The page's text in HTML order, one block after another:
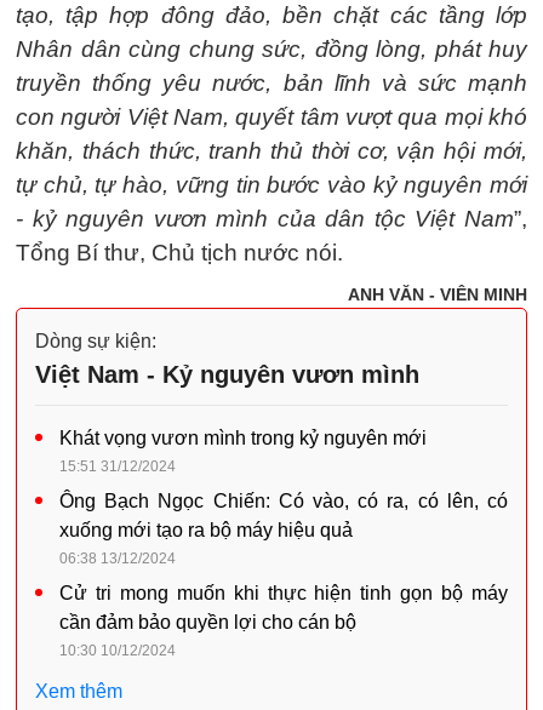
tạo, tập hợp đông đảo, bền chặt các tầng lớp
Nhân dân cùng chung sức, đồng lòng, phát huy
truyền thống yêu nước, bản lĩnh và sức mạnh
con người Việt Nam, quyết tâm vượt qua mọi khó
khăn, thách thức, tranh thủ thời cơ, vận hội mới,
tự chủ, tự hào, vững tin bước vào kỷ nguyên mới
- kỷ nguyên vươn mình của dân tộc Việt Nam”,
Tổng Bí thư, Chủ tịch nước nói.
ANH VĂN - VIÊN MINH
Dòng sự kiện:
Việt Nam - Kỷ nguyên vươn mình
Khát vọng vươn mình trong kỷ nguyên mới
15:51 31/12/2024
Ông Bạch Ngọc Chiến: Có vào, có ra, có lên, có
xuống mới tạo ra bộ máy hiệu quả
06:38 13/12/2024
Cử tri mong muốn khi thực hiện tinh gọn bộ máy
cần đảm bảo quyền lợi cho cán bộ
10:30 10/12/2024
Xem thêm